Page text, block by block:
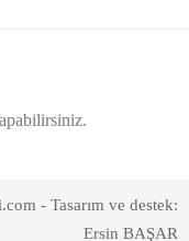
- Tasarım ve destek:
Ersin BAŞAR